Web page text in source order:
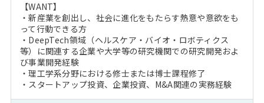
【WANT】
・新産業を創出し、社会に進化をもたらす熱意や意欲をも
って行動できる方
・DeepTech領域（ヘルスケア・バイオ・ロボティクス
等）に関連する企業や大学等の研究機関での研究開発およ
び事業開発経験
・理工学系分野における修士または博士課程修了
・スタートアップ投資、企業投資、M&A関連の実務経験